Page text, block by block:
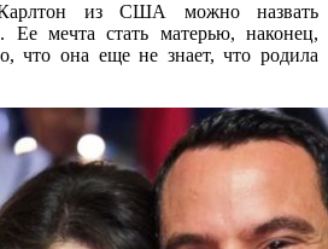
из США можно назвать
Ее мечта стать матерью, наконец,
что она еще не знает, что родила